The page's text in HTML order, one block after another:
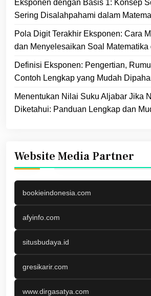
Eksponen dengan Basis 1: Konsep
Sering Disalahpahami dalam
Pola Digit Terakhir Eksponen: Cara
dan Menyelesaikan Soal Matematika
Definisi Eksponen: Pengertian,
Contoh Lengkap yang Mudah
Menentukan Nilai Suku Aljabar Jika
Diketahui: Panduan Lengkap dan
Website Media Partner
bookieindonesia.com
afyinfo.com
situsbudaya.id
gresikarir.com
www.dirgasatya.com